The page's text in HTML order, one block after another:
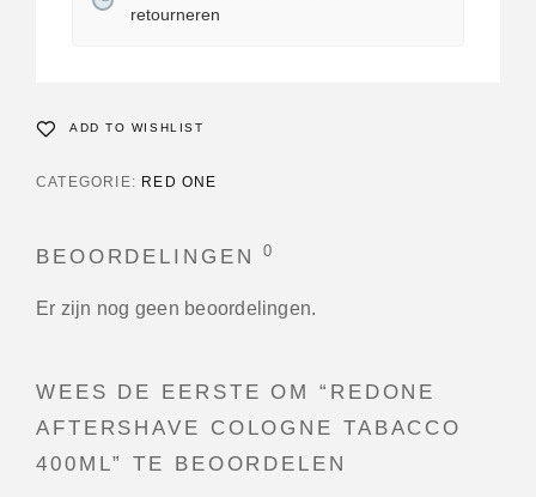
retourneren
ADD TO WISHLIST
CATEGORIE: RED ONE
BEOORDELINGEN0
Er zijn nog geen beoordelingen.
WEES DE EERSTE OM “REDONE
AFTERSHAVE COLOGNE TABACCO
400ML” TE BEOORDELEN